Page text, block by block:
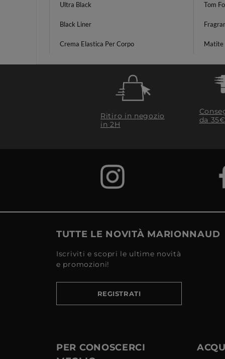
Ultra Black Tom
Black Liner
Crema Elastica Per Corpo Matite
Ritiro in negozio
in 2H
da
TUTTE LE NOVITÀ MARIONNAUD
Iscriviti e scopri le ultime novità
e promozioni!
REGISTRATI
PER CONOSCERCI